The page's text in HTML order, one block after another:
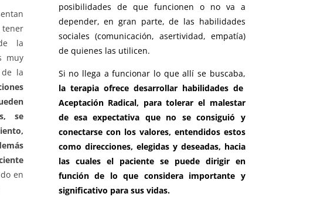
tener
la
muy
de la
se
en
posibilidades de que funcionen o no va a
depender, en gran parte, de las habilidades
sociales (comunicación, asertividad, empatía)
de quienes las utilicen.
Si no llega a funcionar lo que allí se buscaba,
la terapia ofrece desarrollar habilidades de
Aceptación Radical, para tolerar el malestar
de esa expectativa que no se consiguió y
conectarse con los valores, entendidos estos
como direcciones, elegidas y deseadas, hacia
las cuales el paciente se puede dirigir en
función de lo que considera importante y
significativo para sus vidas.